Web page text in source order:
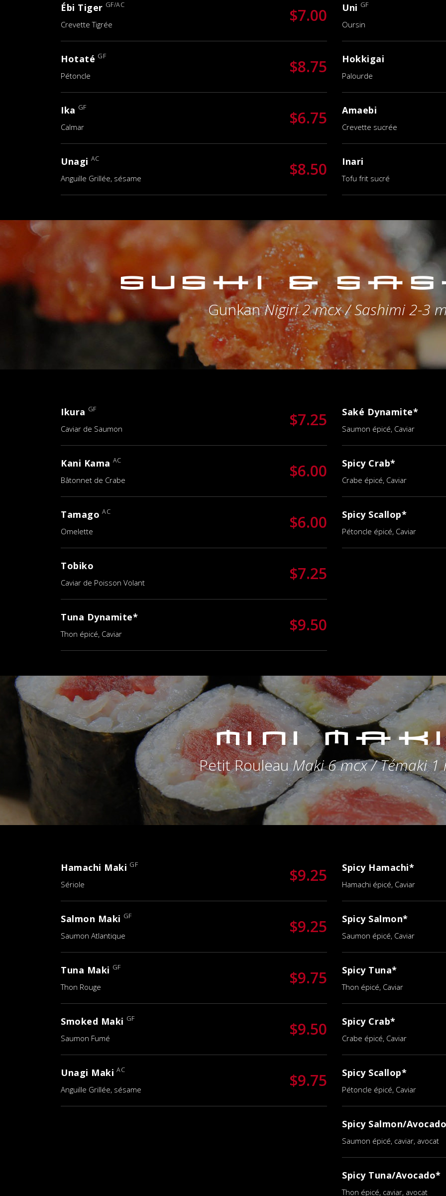
Ébi Tiger GF/AC
Crevette Tigrée $7.00
Hotaté GF
Pétoncle $8.75
Ika GF
Calmar $6.75
Unagi AC
Anguille Grillée, sésame $8.50
Uni GF
Oursin
Hokkigai
Palourde
Amaebi
Crevette sucrée
Inari
Tofu frit sucré
Sushi &
GunkanNigiri 2 mcx / Sashimi 2-3
Ikura GF
Caviar de Saumon $7.25
Kani Kama AC
Bâtonnet de Crabe $6.00
Tamago AC
Omelette $6.00
Tobiko
Caviar de Poisson Volant $7.25
Tuna Dynamite*
Thon épicé, Caviar $9.50
Saké Dynamite*
Saumon épicé, Caviar
Spicy Crab*
Crabe épicé, Caviar
Spicy Scallop*
Pétoncle épicé, Caviar
Mini
Petit RouleauMaki 6 mcx / Témaki 1
Hamachi Maki GF
Sériole $9.25
Salmon Maki GF
Saumon Atlantique $9.25
Tuna Maki GF
Thon Rouge $9.75
Smoked Maki GF
Saumon Fumé $9.50
Unagi Maki AC
Anguille Grillée, sésame $9.75
Spicy Hamachi*
Hamachi épicé, Caviar
Spicy Salmon*
Saumon épicé, Caviar
Spicy Tuna*
Thon épicé, Caviar
Spicy Crab*
Crabe épicé, Caviar
Spicy Scallop*
Pétoncle épicé, Caviar
Spicy Salmon/
Saumon épicé, caviar, avocat
Spicy Tuna/Avocado*
Thon épicé, caviar, avocat